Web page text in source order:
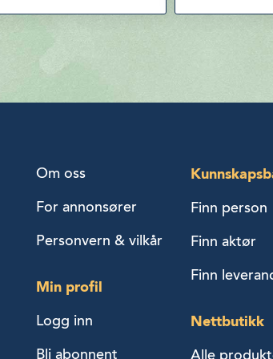
Om oss
For annonsører
Personvern & vilkår
Min profil
Logg inn
Bli abonnent
Finn person
Finn aktør
Finn
Nettbutikk
Alle